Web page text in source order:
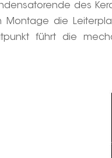
des
Montage die
führt die